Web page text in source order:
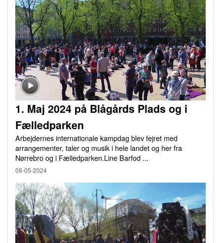
1. Maj 2024 på Blågårds Plads og i
Fælledparken
Arbejdernes internationale kampdag blev fejret med
arrangementer, taler og musik i hele landet og her fra
Nørrebro og i Fælledparken.Line Barfod ...
08-05-2024